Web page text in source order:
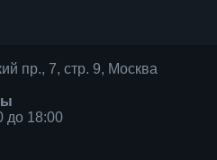
пр., 7, стр. 9, Москва
до 18:00